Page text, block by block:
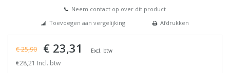
Neem contact op over dit product
Toevoegen aan vergelijking
Afdrukken
€ 25,90 € 23,31 Excl. btw
€28,21 Incl. btw